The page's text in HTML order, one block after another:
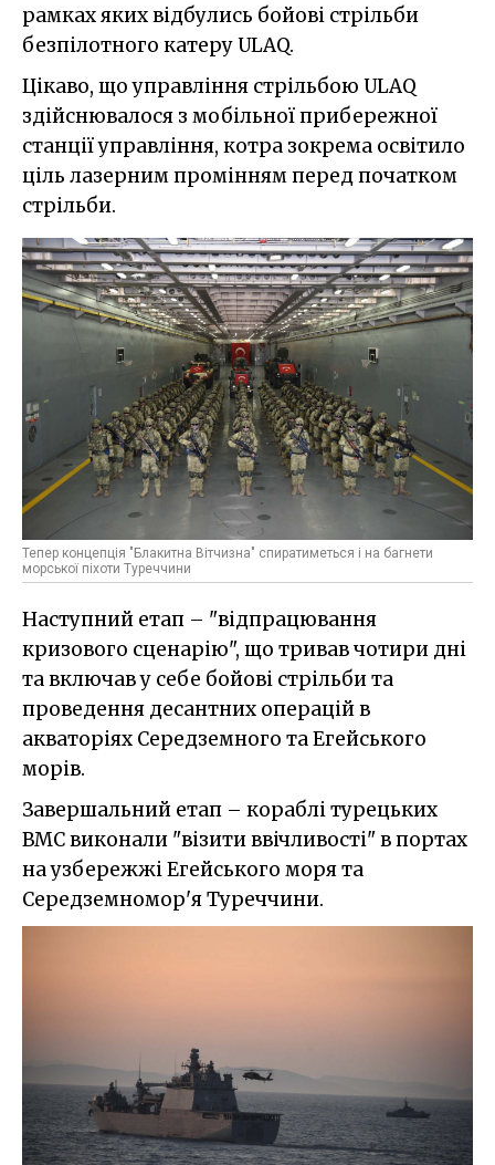
рамках яких відбулись бойові стрільби
безпілотного катеру ULAQ.
Цікаво, що управління стрільбою ULAQ
здійснювалося з мобільної прибережної
станції управління, котра зокрема освітило
ціль лазерним промінням перед початком
стрільби.
Тепер концепція "Блакитна Вітчизна" спиратиметься і на багнети
морської піхоти Туреччини
Наступний етап – "відпрацювання
кризового сценарію", що тривав чотири дні
та включав у себе бойові стрільби та
проведення десантних операцій в
акваторіях Середземного та Егейського
морів.
Завершальний етап – кораблі турецьких
ВМС виконали "візити ввічливості" в портах
на узбережжі Егейського моря та
Середземномор'я Туреччини.